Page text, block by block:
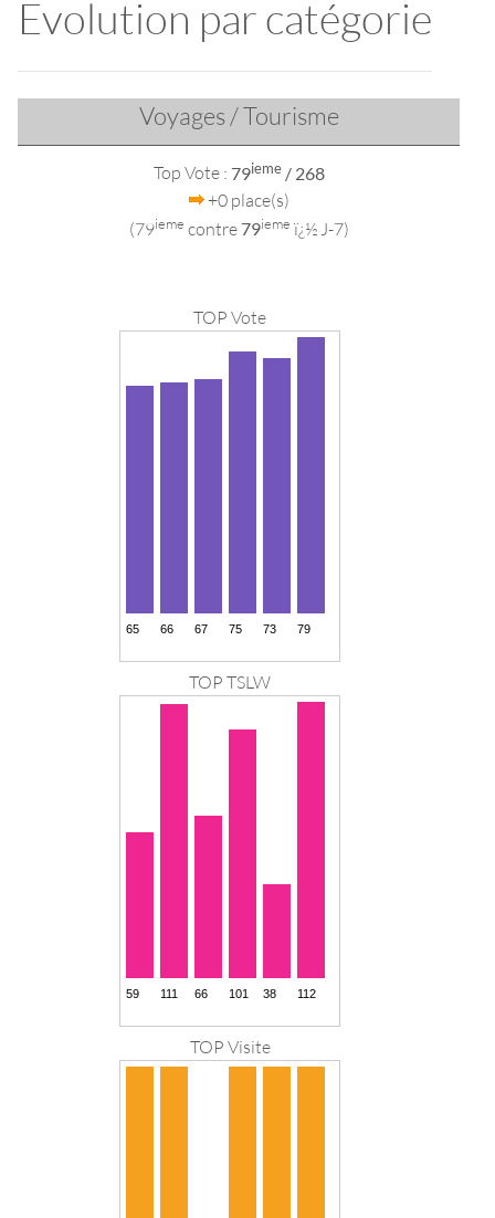
Evolution par catégorie
Voyages / Tourisme
Top Vote : 79ieme/ 268
+0 place(s)
(79ieme contre 79ieme ï¿½ J-7)
TOP Vote
TOP TSLW
TOP Visite